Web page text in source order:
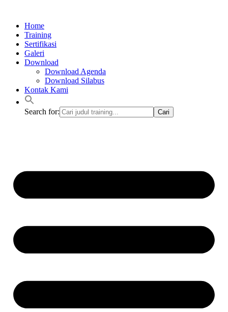
kontenHome
Training
Sertifikasi
Galeri
Download
Download Agenda
Download Silabus
Kontak Kami
Search for: